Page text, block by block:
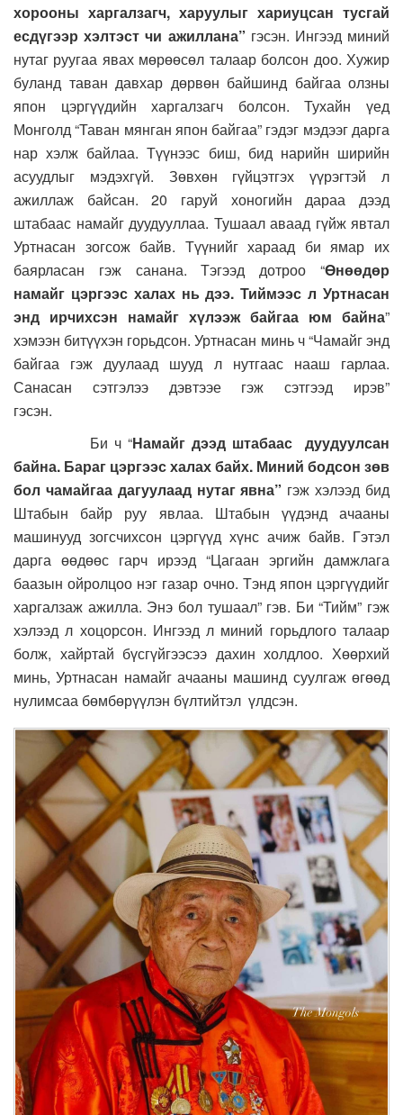
хорооны харгалзагч, харуулыг хариуцсан тусгай
есдүгээр хэлтэст чи ажиллана” гэсэн. Ингээд миний
нутаг руугаа явах мөрөөсөл талаар болсон доо. Хужир
буланд таван давхар дөрвөн байшинд байгаа олзны
япон цэргүүдийн харгалзагч болсон. Тухайн үед
Монголд “Таван мянган япон байгаа” гэдэг мэдээг дарга
нар хэлж байлаа. Түүнээс биш, бид нарийн ширийн
асуудлыг мэдэхгүй. Зөвхөн гүйцэтгэх үүрэгтэй л
ажиллаж байсан. 20 гаруй хоногийн дараа дээд
штабаас намайг дуудууллаа. Тушаал аваад гүйж явтал
Уртнасан зогсож байв. Түүнийг хараад би ямар их
баярласан гэж санана. Тэгээд дотроо “Өнөөдөр
намайг цэргээс халах нь дээ. Тиймээс л Уртнасан
энд ирчихсэн намайг хүлээж байгаа юм байна”
хэмээн битүүхэн горьдсон. Уртнасан минь ч “Чамайг энд
байгаа гэж дуулаад шууд л нутгаас нааш гарлаа.
Санасан сэтгэлээ дэвтээе гэж сэтгээд ирэв”
гэсэн.
Би ч “Намайг дээд штабаас дуудуулсан
байна. Бараг цэргээс халах байх. Миний бодсон зөв
бол чамайгаа дагуулаад нутаг явна” гэж хэлээд бид
Штабын байр руу явлаа. Штабын үүдэнд ачааны
машинууд зогсчихсон цэргүүд хүнс ачиж байв. Гэтэл
дарга өөдөөс гарч ирээд “Цагаан эргийн дамжлага
баазын ойролцоо нэг газар очно. Тэнд япон цэргүүдийг
харгалзаж ажилла. Энэ бол тушаал” гэв. Би “Тийм” гэж
хэлээд л хоцорсон. Ингээд л миний горьдлого талаар
болж, хайртай бүсгүйгээсээ дахин холдлоо. Хөөрхий
минь, Уртнасан намайг ачааны машинд суулгаж өгөөд
нулимсаа бөмбөрүүлэн бүлтийтэл үлдсэн.